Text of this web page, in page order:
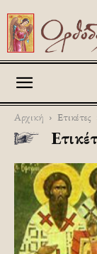
Αρχική Ετικέτες